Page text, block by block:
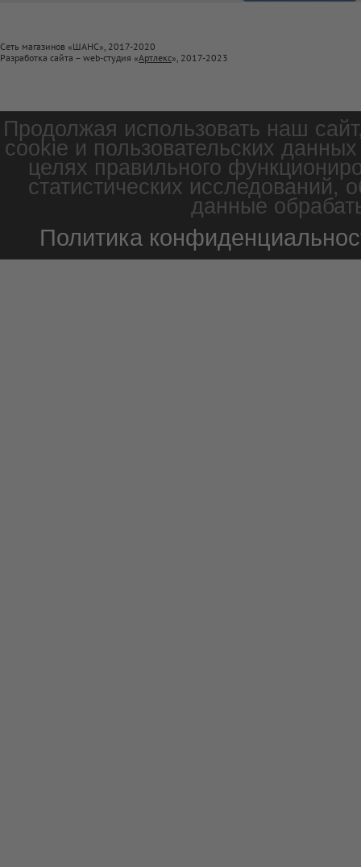
Сеть магазинов «ШАНС», 2017-2020
Разработка сайта – web-студия «Артлекс», 2017-2023
Продолжая использовать наш
cookie и пользовательских
целях правильного
статистических
данные
Политика